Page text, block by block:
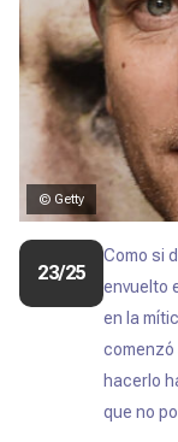
© Getty
23/25
Como si
envuelto
en la
comenzó
hacerlo
que no